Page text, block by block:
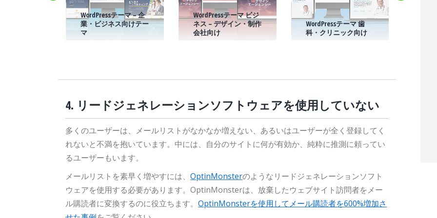
WordPressテーマ – 企
業・ビジネス向けテー
マ
WordPressテーマ ビジ
ネス – デザイン・制作
会社向け
WordPressテーマ 歯
科・クリニック向け
4. リードジェネレーションソフトウェアを使用していない
多くのユーザーは、メールリストがなかなか増えない、あるいはユーザーが全く登録してく
れないと不満を抱いています。中には、自分のサイトに何が有効か、純粋に推測に頼ってい
るユーザーもいます。
メールリストを素早く増やすには、OptinMonsterのようなリードジェネレーションソフト
ウェアを使用する必要があります。OptinMonsterは、放棄したウェブサイト訪問者をメー
ル購読者に変換するのに役立ちます。OptinMonsterを使用してメール購読者を600%増加さ